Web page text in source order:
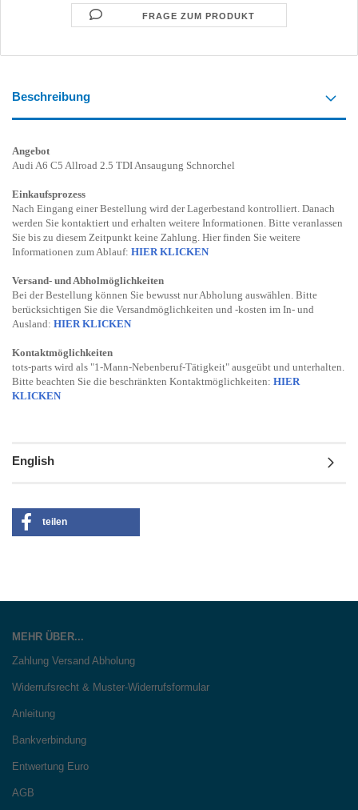
FRAGE ZUM PRODUKT
Beschreibung
Angebot
Audi A6 C5 Allroad 2.5 TDI Ansaugung Schnorchel
Einkaufsprozess
Nach Eingang einer Bestellung wird der Lagerbestand kontrolliert. Danach
werden Sie kontaktiert und erhalten weitere Informationen. Bitte veranlassen
Sie bis zu diesem Zeitpunkt keine Zahlung. Hier finden Sie weitere
Informationen zum Ablauf: HIER KLICKEN
Versand- und Abholmöglichkeiten
Bei der Bestellung können Sie bewusst nur Abholung auswählen. Bitte
berücksichtigen Sie die Versandmöglichkeiten und -kosten im In- und
Ausland: HIER KLICKEN
Kontaktmöglichkeiten
tots-parts wird als "1-Mann-Nebenberuf-Tätigkeit" ausgeübt und unterhalten.
Bitte beachten Sie die beschränkten Kontaktmöglichkeiten: HIER
KLICKEN
English
teilen
MEHR ÜBER...
Zahlung Versand Abholung
Widerrufsrecht & Muster-Widerrufsformular
Anleitung
Bankverbindung
Entwertung Euro
AGB